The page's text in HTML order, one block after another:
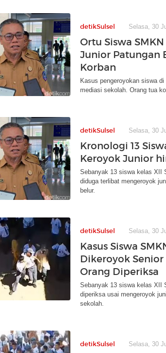
detikSulsel Selasa, 30
Ortu Siswa
Junior Patungan
Korban
Kasus pengeroyokan siswa
mediasi sekolah. Orang tua
detikSulsel Selasa, 30
Kronologi 13
Keroyok Junior
Sebanyak 13 siswa kelas XII
diduga terlibat mengeroyok
belur.
detikSulsel Selasa, 30
Kasus Siswa
Dikeroyok Senior
Orang Diperiksa
Sebanyak 13 siswa kelas XII
diperiksa usai mengeroyok
sekolah.
detikSulsel Selasa, 30